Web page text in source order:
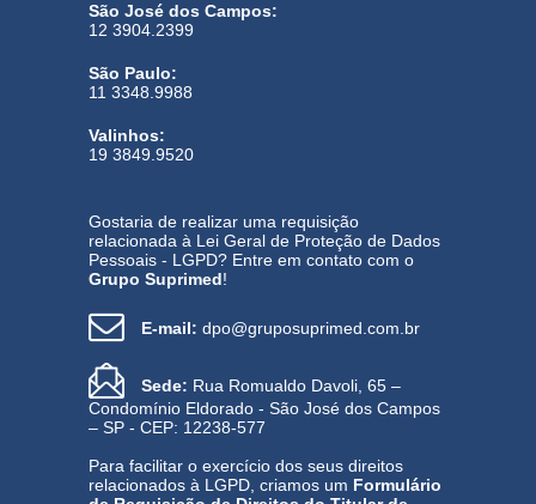
São José dos Campos:
12 3904.2399
São Paulo:
11 3348.9988
Valinhos:
19 3849.9520
Gostaria de realizar uma requisição
relacionada à Lei Geral de Proteção de Dados
Pessoais - LGPD? Entre em contato com o
Grupo Suprimed!
E-mail: dpo@gruposuprimed.com.br
Sede: Rua Romualdo Davoli, 65 –
Condomínio Eldorado - São José dos Campos
– SP - CEP: 12238-577
Para facilitar o exercício dos seus direitos
relacionados à LGPD, criamos um Formulário